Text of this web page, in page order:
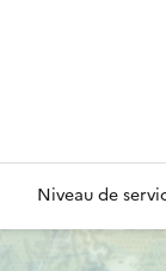
Niveau de